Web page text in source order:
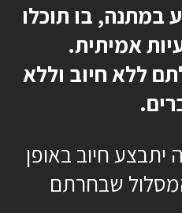
במתנה, בו תוכלו
אמיתית.
ללא חיוב וללא
חיוב באופן
שבחרתם